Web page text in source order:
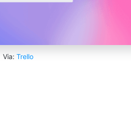
Via: Trello